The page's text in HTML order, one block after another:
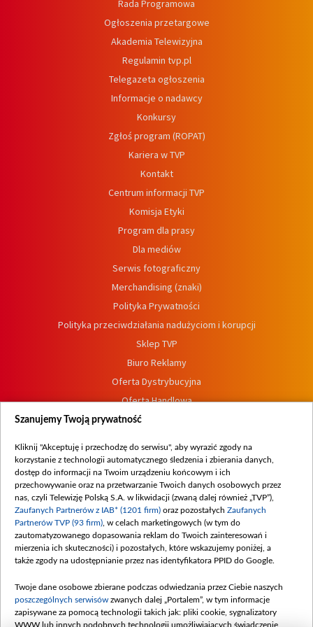
Rada Programowa
Ogłoszenia przetargowe
Akademia Telewizyjna
Regulamin tvp.pl
Telegazeta ogłoszenia
Informacje o nadawcy
Konkursy
Zgłoś program (ROPAT)
Kariera w TVP
Kontakt
Centrum informacji TVP
Komisja Etyki
Program dla prasy
Dla mediów
Serwis fotograficzny
Merchandising (znaki)
Polityka Prywatności
Polityka przeciwdziałania nadużyciom i korupcji
Sklep TVP
Biuro Reklamy
Oferta Dystrybucyjna
Oferta Handlowa
Dostępność
Procedura zgłoszeń wewnętrznych
Szanujemy Twoją prywatność
Kliknij "Akceptuję i przechodzę do serwisu", aby wyrazić zgody na
korzystanie z technologii automatycznego śledzenia i zbierania danych,
dostęp do informacji na Twoim urządzeniu końcowym i ich
przechowywanie oraz na przetwarzanie Twoich danych osobowych przez
nas, czyli Telewizję Polską S.A. w likwidacji (zwaną dalej również „TVP”),
Zaufanych Partnerów z IAB* (1201 firm) oraz pozostałych Zaufanych
Partnerów TVP (93 firm) , w celach marketingowych (w tym do
zautomatyzowanego dopasowania reklam do Twoich zainteresowań i
mierzenia ich skuteczności) i pozostałych, które wskazujemy poniżej, a
także zgody na udostępnianie przez nas identyfikatora PPID do Google.
Twoje dane osobowe zbierane podczas odwiedzania przez Ciebie naszych
poszczególnych serwisów zwanych dalej „Portalem”, w tym informacje
zapisywane za pomocą technologii takich jak: pliki cookie, sygnalizatory
WWW lub innych podobnych technologii umożliwiających świadczenie